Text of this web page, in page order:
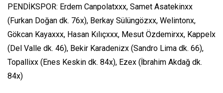
PENDİKSPOR: Erdem Canpolatxxx, Samet Asatekinxx
(Furkan Doğan dk. 76x), Berkay Sülüngözxx, Welintonx,
Gökcan Kayaxxx, Hasan Kılıçxxx, Mesut Özdemirxx, Kappelx
(Del Valle dk. 46), Bekir Karadenizx (Sandro Lima dk. 66),
Topallixx (Enes Keskin dk. 84x), Ezex (İbrahim Akdağ dk.
84x)